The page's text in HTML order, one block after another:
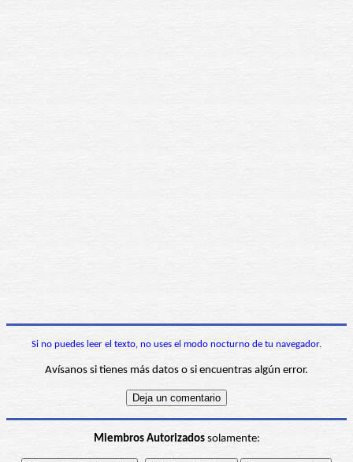
Si no puedes leer el texto, no uses el modo nocturno de tu navegador.
Avísanos si tienes más datos o si encuentras algún error.
Miembros Autorizadossolamente: